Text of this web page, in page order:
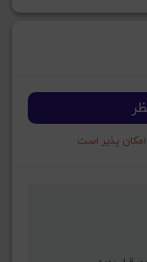
پذیر است